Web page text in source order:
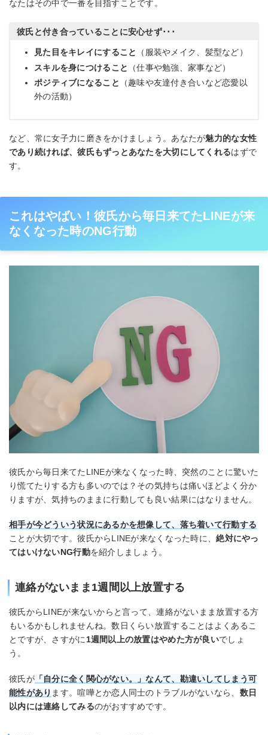
なたはその中で一番を目指すことです。
彼氏と付き合っていることに安心せず･･･
見た目をキレイにすること
（服装やメイク、髪型など）
スキルを身につけること
（仕事や勉強、家事など）
ポジティブになること
（趣味や友達付き合いなど恋愛以
外の活動）
など、常に女子力に磨きをかけましょう。あなたが魅力的な女性
であり続ければ、彼氏もずっとあなたを大切にしてくれるはずで
す。
これはやばい！彼氏から毎日来てたLINEが来
なくなった時のNG行動
彼氏から毎日来てたLINEが来なくなった時、突然のことに驚いた
り慌てたりする方も多いのでは？その気持ちは痛いほどよく分か
りますが、気持ちのままに行動しても良い結果にはなりません。
相手が今どういう状況にあるかを想像して、落ち着いて行動する
ことが大切です。彼氏からLINEが来なくなった時に、絶対にやっ
てはいけないNG行動を紹介しましょう。
連絡がないまま1週間以上放置する
彼氏からLINEが来ないからと言って、連絡がないまま放置する方
もいるかもしれませんね。数日くらい放置することはよくあるこ
とですが、さすがに1週間以上の放置はやめた方が良いでしょ
う。
彼氏が「自分に全く関心がない。」なんて、勘違いしてしまう可
能性があり ます。喧嘩とか恋人同士のトラブルがないなら、 数日
以内には連絡してみるのがおすすめです。